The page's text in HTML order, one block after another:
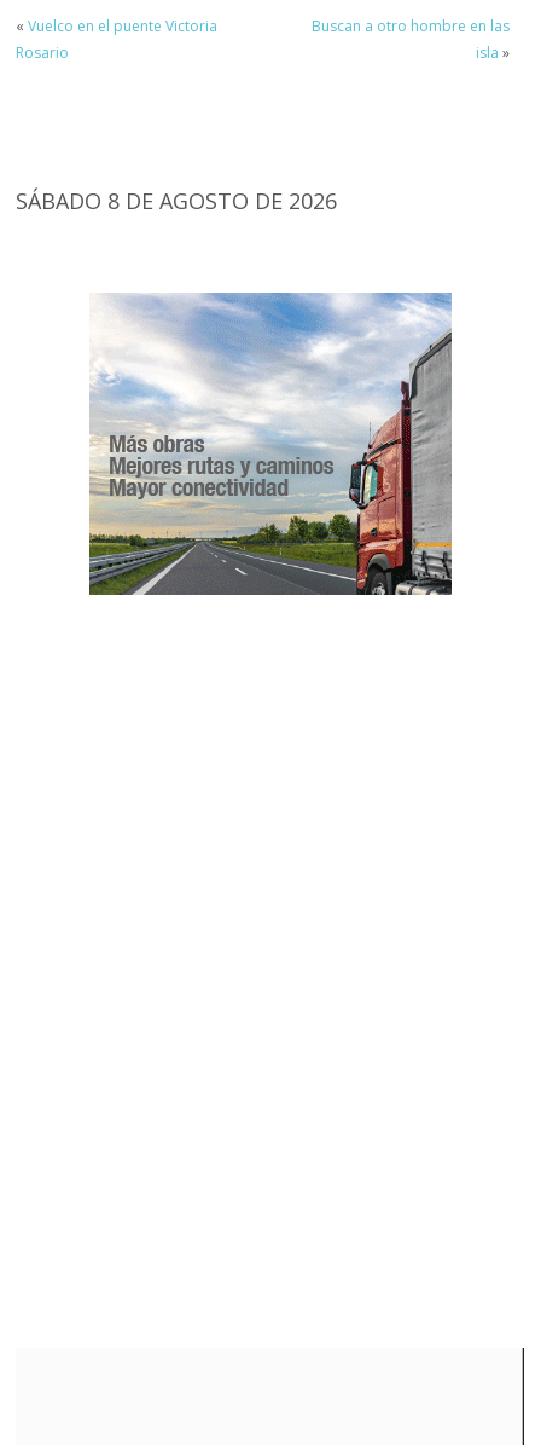
«Vuelco en el puente Victoria
Rosario
Buscan a otro hombre en las
isla »
SÁBADO 8 DE AGOSTO DE 2026